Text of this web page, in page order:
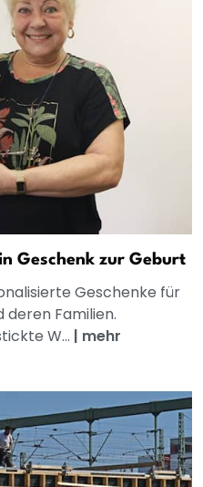
Geschenk zur Geburt
Geschenke für
Familien.
W... | mehr